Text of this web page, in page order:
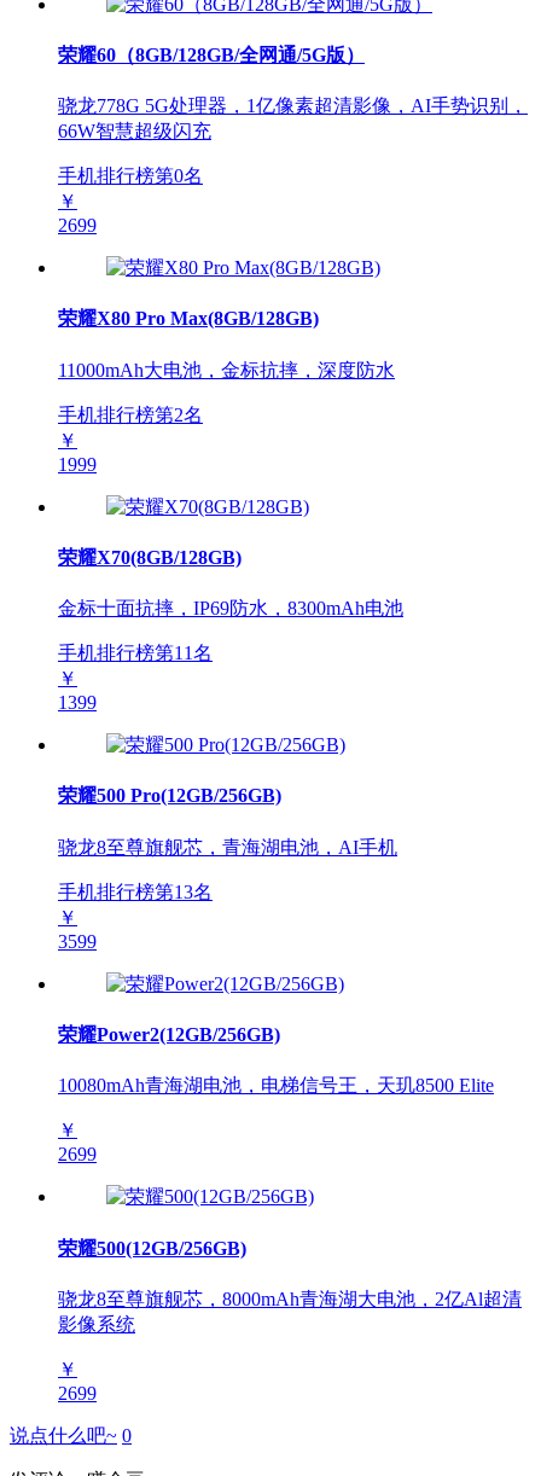
荣耀60（8GB/128GB/全网通/5G版）
骁龙778G 5G处理器，1亿像素超清影像，AI手势识别，
66W智慧超级闪充
手机排行榜第0名
￥
2699
荣耀X80 Pro Max(8GB/128GB)
11000mAh大电池，金标抗摔，深度防水
手机排行榜第2名
￥
1999
荣耀X70(8GB/128GB)
金标十面抗摔，IP69防水，8300mAh电池
手机排行榜第11名
￥
1399
荣耀500 Pro(12GB/256GB)
骁龙8至尊旗舰芯，青海湖电池，AI手机
手机排行榜第13名
￥
3599
荣耀Power2(12GB/256GB)
10080mAh青海湖电池，电梯信号王，天玑8500 Elite
￥
2699
荣耀500(12GB/256GB)
骁龙8至尊旗舰芯，8000mAh青海湖大电池，2亿Al超清
影像系统
￥
2699
说点什么吧~ 0